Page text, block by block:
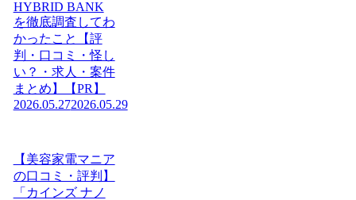
HYBRID BANK
を徹底調査してわ
かったこと【評
判・口コミ・怪し
い？・求人・案件
まとめ】【PR】
2026.05.272026.05.29
【美容家電マニア
の口コミ・評判】
「カインズ ナノ